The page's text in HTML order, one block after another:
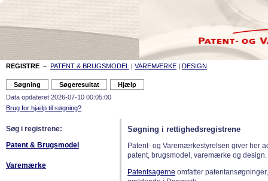
REGISTRE – PATENT & BRUGSMODEL | VAREMÆRKE | DESIGN
Data opdateret 2026-07-10 00:05:00
Brug for hjælp til søgning?
Søg i registrene:
Patent & Brugsmodel
Varemærke
Søgning i rettighedsregistrene
Patent- og Varemærkestyrelsen giver her
patent, brugsmodel, varemærke og design.
Patentsagerne omfatter